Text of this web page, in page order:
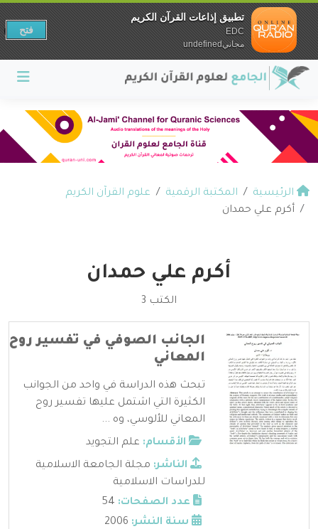
الرئيسية المكتبة الرقمية
علوم القرآن الكريم
أكرم علي حمدان
أكرم علي حمدان
الكتب 3
الجانب الصوفي في تفسير روح
المعاني
تبحث هذه الدراسة في واحد من الجوانب
الكثيرة التي اشتمل عليها تفسير روح
المعاني للألوسي، وه ...
الأقسام: علم التجويد
الناشر: مجلة الجامعة الاسلامية
للدراسات الاسلامية
عدد الصفحات:
سنة النشر:
تطبيق إذاعات القرآن الكريم
EDC
مجانيundefined
فتح